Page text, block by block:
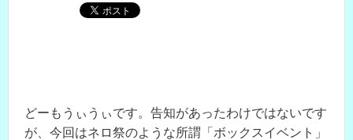
どーもうぃうぃです。告知があったわけではないです
が、今回はネロ祭のような所謂「ボックスイベント」